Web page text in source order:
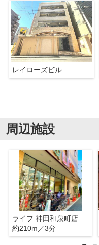
レイローズビル
周辺施設
ライフ 神田和泉町店
約210m／3分